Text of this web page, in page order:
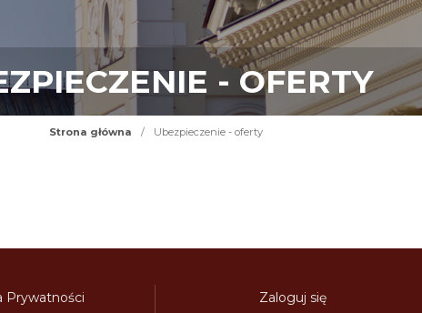
- OFERTY
Strona główna / Ubezpieczenie - oferty
Prywatności
Zaloguj się